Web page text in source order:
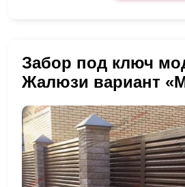
Забор под ключ
Жалюзи вариант